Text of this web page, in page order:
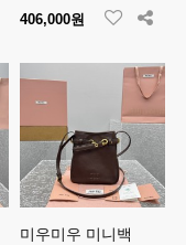
406,000원
미우미우 미니백